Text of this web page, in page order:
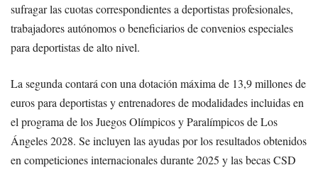
sufragar las cuotas correspondientes a deportistas profesionales,
trabajadores autónomos o beneficiarios de convenios especiales
para deportistas de alto nivel.
La segunda contará con una dotación máxima de 13,9 millones de
euros para deportistas y entrenadores de modalidades incluidas en
el programa de los Juegos Olímpicos y Paralímpicos de Los
Ángeles 2028. Se incluyen las ayudas por los resultados obtenidos
en competiciones internacionales durante 2025 y las becas CSD